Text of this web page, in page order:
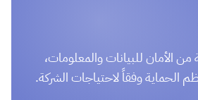
الأمان للبيانات والمعلومات،
الحماية وفقاً لاحتياجات الشركة.